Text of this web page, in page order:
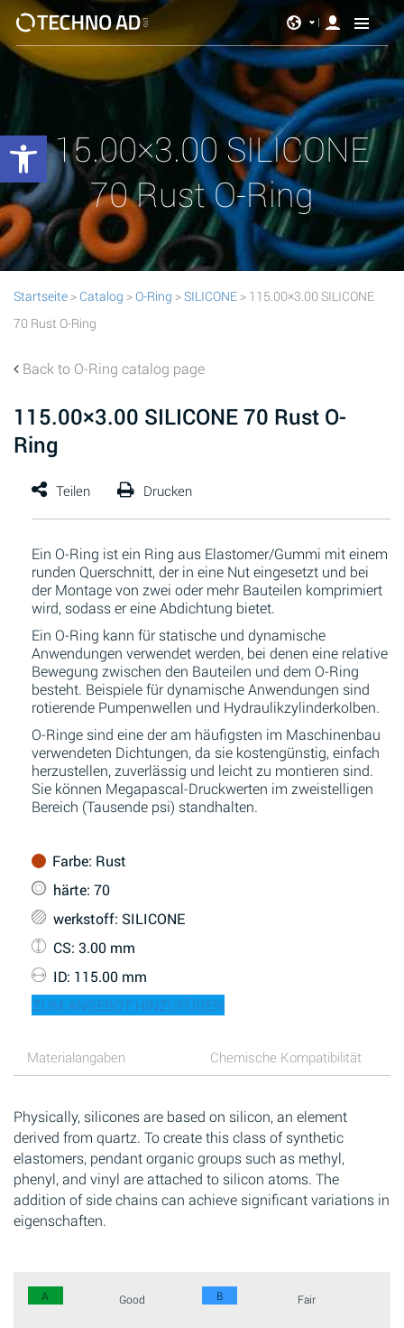
115.00×3.00 SILICONE
70 Rust O-Ring
Startseite > Catalog >O-Ring >SILICONE > 115.00×3.00 SILICONE
70 Rust O-Ring
Back to O-Ring catalog page
115.00×3.00 SILICONE 70 Rust O-
Ring
Ein O-Ring ist ein Ring aus Elastomer/Gummi mit einem
runden Querschnitt, der in eine Nut eingesetzt und bei
der Montage von zwei oder mehr Bauteilen komprimiert
wird, sodass er eine Abdichtung bietet.
Ein O-Ring kann für statische und dynamische
Anwendungen verwendet werden, bei denen eine relative
Bewegung zwischen den Bauteilen und dem O-Ring
besteht. Beispiele für dynamische Anwendungen sind
rotierende Pumpenwellen und Hydraulikzylinderkolben.
O-Ringe sind eine der am häufigsten im Maschinenbau
verwendeten Dichtungen, da sie kostengünstig, einfach
herzustellen, zuverlässig und leicht zu montieren sind.
Sie können Megapascal-Druckwerten im zweistelligen
Bereich (Tausende psi) standhalten.
Farbe: Rust
härte: 70
werkstoff: SILICONE
CS: 3.00 mm
ID: 115.00 mm
ZUM ANGEBOT HINZUFÜGEN
Materialangaben Chemische Kompatibilität
Physically, silicones are based on silicon, an element
derived from quartz. To create this class of synthetic
elastomers, pendant organic groups such as methyl,
phenyl, and vinyl are attached to silicon atoms. The
addition of side chains can achieve significant variations in
eigenschaften.
A Good B Fair
Werkzeugleiste öffnen